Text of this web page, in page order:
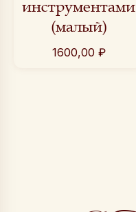
инструментами
(малый)
1600,00 ₽